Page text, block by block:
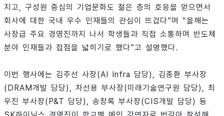
지고, 구성원 중심의 기업문화도 젊은 층의 호응을 얻으면서
회사에 대한 국내 우수 인재들의 관심이 뜨겁다”며 “올해는
사장급 주요 경영진까지 나서 학생들과 직접 소통하며 반도체
분야 인재들과 접점을 넓히기로 했다”고 설명했다.
이번 행사에는 김주선 사장(AI Infra 담당), 김종환 부사장
(DRAM개발 담당), 차선용 부사장(미래기술연구원 담당), 최
우진 부사장(P&T 담당), 송창록 부사장(CIS개발 담당) 등